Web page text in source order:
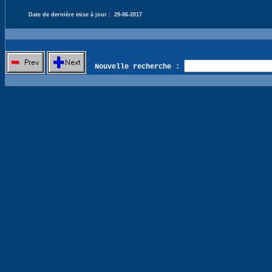
Date de dernière mise à jour : 29-06-2017
Nouvelle recherche :